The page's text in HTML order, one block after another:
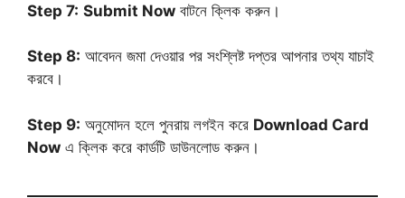
Step 7: Submit Now বাটনে ক্লিক করুন।
Step 8: আবেদন জমা দেওয়ার পর সংশ্লিষ্ট দপ্তর আপনার তথ্য যাচাই
করবে।
Step 9: অনুমোদন হলে পুনরায় লগইন করে Download Card
Now এ ক্লিক করে কার্ডটি ডাউনলোড করুন।